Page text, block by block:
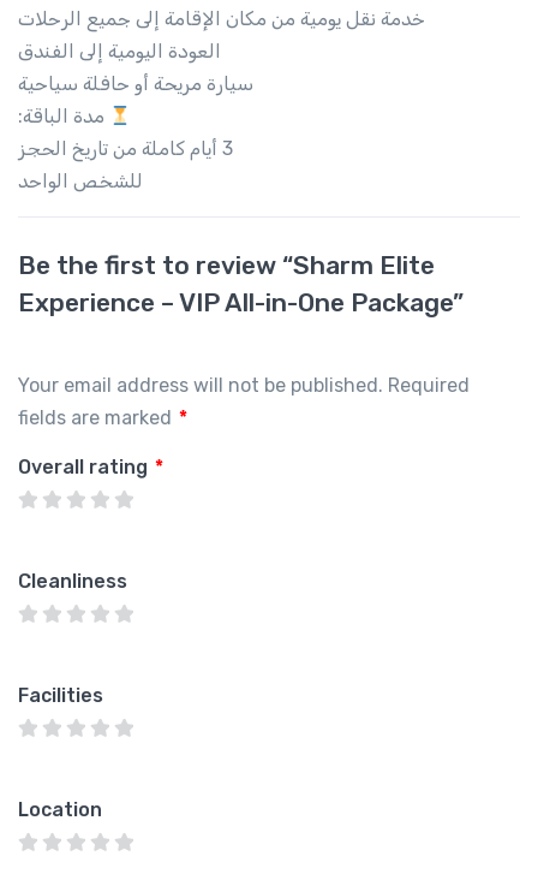
خدمة نقل يومية من مكان الإقامة إلى جميع الرحلات
العودة اليومية إلى الفندق
سيارة مريحة أو حافلة سياحية
مدة الباقة:
3 أيام كاملة من تاريخ الحجز
للشخص الواحد
Be the first to review “Sharm Elite
Experience – VIP All-in-One Package”
Your email address will not be published. Required
fields are marked *
Overall rating *
Cleanliness
Facilities
Location